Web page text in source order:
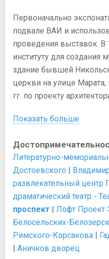
Первоначально
подвале ВАИ и
проведения выставок. В
институту для создания
здание бывшей
церкви на улице
гг. по проекту
Показать больше
Литературно-
Достоевского |
развлекательный центр
драматический театр -
проспект | Лофт Проект
Белосельских-
Римского-Корсакова |
| Аничков дворец